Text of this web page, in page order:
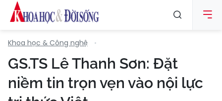
Khoa học & Công nghệ
GS.TS Lê Thanh Sơn: Đặt
niềm tin trọn vẹn vào nội lực